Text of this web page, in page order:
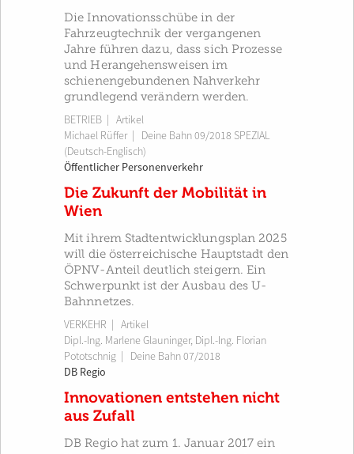
Die Innovationsschübe in der
Fahrzeugtechnik der vergangenen
Jahre führen dazu, dass sich Prozesse
und Herangehensweisen im
schienengebundenen Nahverkehr
grundlegend verändern werden.
BETRIEB | Artikel
Michael Rüffer| Deine Bahn 09/2018 SPEZIAL
(Deutsch-Englisch)
Öffentlicher Personenverkehr
Die Zukunft der Mobilität in
Wien
Mit ihrem Stadtentwicklungsplan 2025
will die österreichische Hauptstadt den
ÖPNV-Anteil deutlich steigern. Ein
Schwerpunkt ist der Ausbau des U-
Bahnnetzes.
VERKEHR | Artikel
Dipl.-Ing. Marlene Glauninger, Dipl.-Ing. Florian
Pototschnig
Deine Bahn 07/2018
DB Regio
Innovationen entstehen nicht
aus Zufall
DB Regio hat zum 1. Januar 2017 ein